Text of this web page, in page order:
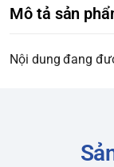
Mô tả sản
Nội dung đang